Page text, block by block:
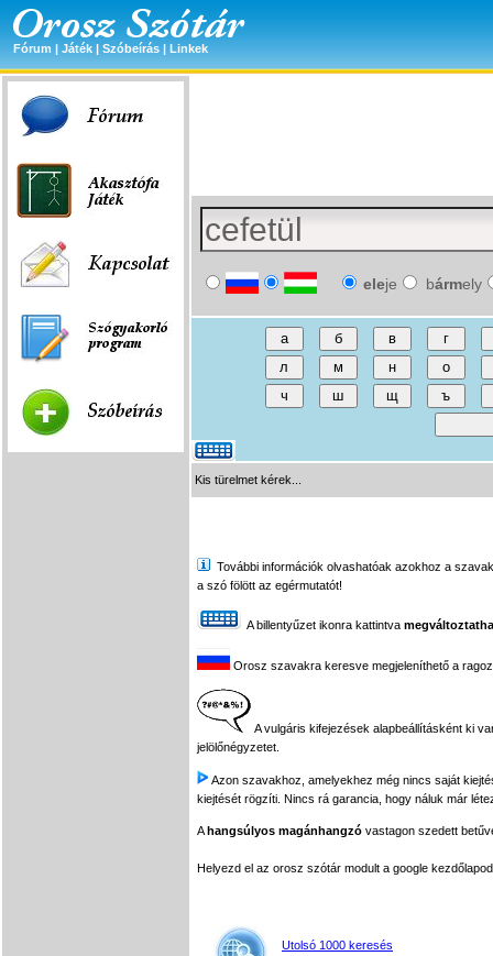
Fórum | Játék | Szóbeírás | Linkek
eleje bármely
Kis türelmet kérek...
További információk olvashatóak azokhoz a
a szó fölött az egérmutatót!
A billentyűzet ikonra kattintva
Orosz szavakra keresve megjeleníthető a
A vulgáris kifejezések alapbeállításként ki
jelölőnégyzetet.
Azon szavakhoz, amelyekhez még nincs saját
kiejtését rögzíti. Nincs rá garancia, hogy náluk már
Ahangsúlyos magánhangzó vastagon szedett
Helyezd el az orosz szótár modult a google
Utolsó 1000 keresés